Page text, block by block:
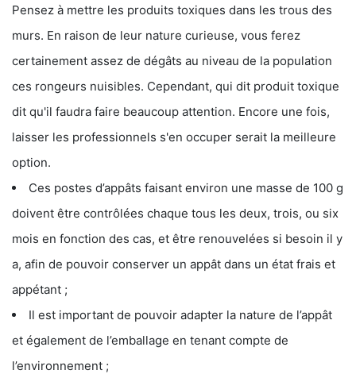
Pensez à mettre les produits toxiques dans les trous des
murs. En raison de leur nature curieuse, vous ferez
certainement assez de dégâts au niveau de la population
ces rongeurs nuisibles. Cependant, qui dit produit toxique
dit qu'il faudra faire beaucoup attention. Encore une fois,
laisser les professionnels s'en occuper serait la meilleure
option.
Ces postes d’appâts faisant environ une masse de 100 g
doivent être contrôlées chaque tous les deux, trois, ou six
mois en fonction des cas, et être renouvelées si besoin il y
a, afin de pouvoir conserver un appât dans un état frais et
appétant ;
Il est important de pouvoir adapter la nature de l’appât
et également de l’emballage en tenant compte de
l’environnement ;